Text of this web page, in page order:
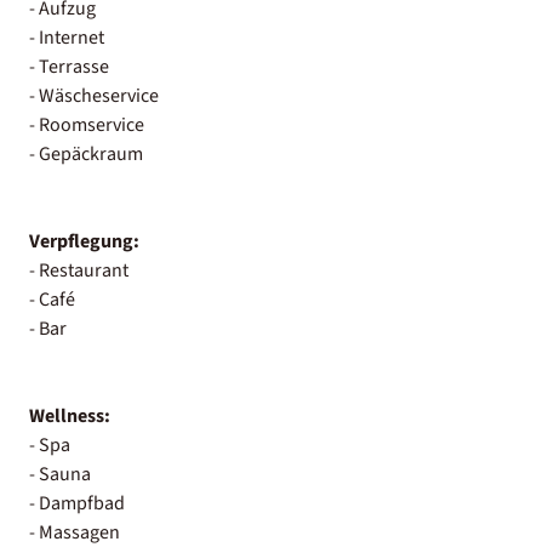
- Aufzug
- Internet
- Terrasse
- Wäscheservice
- Roomservice
- Gepäckraum
Verpflegung:
- Restaurant
- Café
- Bar
Wellness:
- Spa
- Sauna
- Dampfbad
- Massagen